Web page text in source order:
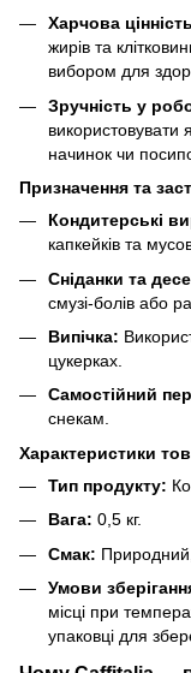
Харчова
жирів та
вибором для
Зручність у
використовувати
начинок чи
Призначення та
Кондитерські
капкейків та
Сніданки та
смузі-болів або
Випічка:
цукерках.
Самостійний
снекам.
Характеристики
Тип продукту:
Вага: 0,5 кг.
Смак:
Умови
місці при
упаковці для